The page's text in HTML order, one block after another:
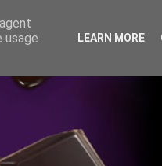
usage
LEARN MORE